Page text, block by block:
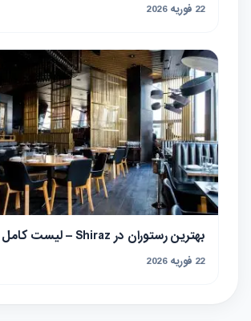
22 فوریه 2026
بهترین رستوران در Shiraz – لیست کامل
22 فوریه 2026